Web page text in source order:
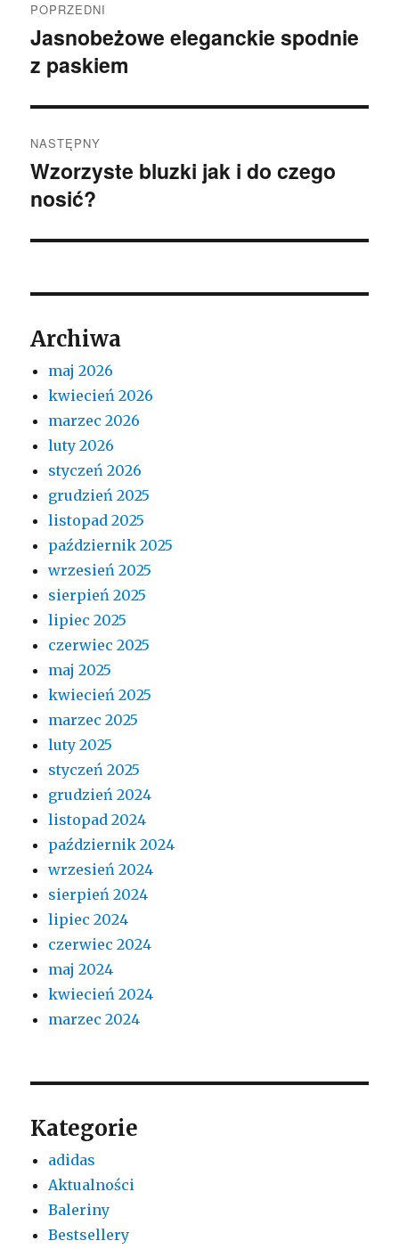
wpisu
POPRZEDNI
Poprzedni
wpis:
Jasnobeżowe eleganckie spodnie
z paskiem
NASTĘPNY
Następny
wpis:
Wzorzyste bluzki jak i do czego
nosić?
Archiwa
maj 2026
kwiecień 2026
marzec 2026
luty 2026
styczeń 2026
grudzień 2025
listopad 2025
październik 2025
wrzesień 2025
sierpień 2025
lipiec 2025
czerwiec 2025
maj 2025
kwiecień 2025
marzec 2025
luty 2025
styczeń 2025
grudzień 2024
listopad 2024
październik 2024
wrzesień 2024
sierpień 2024
lipiec 2024
czerwiec 2024
maj 2024
kwiecień 2024
marzec 2024
Kategorie
adidas
Aktualności
Baleriny
Bestsellery